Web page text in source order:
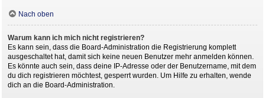
Nach oben
Warum kann ich mich nicht registrieren?
Es kann sein, dass die Board-Administration die Registrierung komplett
ausgeschaltet hat, damit sich keine neuen Benutzer mehr anmelden können.
Es könnte auch sein, dass deine IP-Adresse oder der Benutzername, mit dem
du dich registrieren möchtest, gesperrt wurden. Um Hilfe zu erhalten, wende
dich an die Board-Administration.